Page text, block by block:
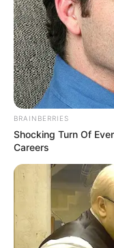
BRAINBERRIES
Shocking Turn Of
Careers